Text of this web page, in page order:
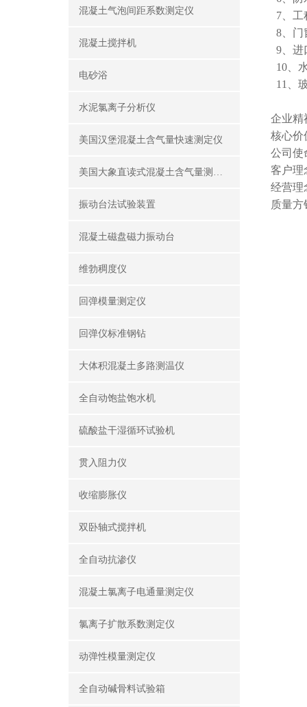
混凝土气泡间距系数测定仪
混凝土搅拌机
电砂浴
水泥氯离子分析仪
美国汉堡混凝土含气量快速测定仪
美国大象直读式混凝土含气量测定仪
振动台法试验装置
混凝土磁盘磁力振动台
维勃稠度仪
回弹模量测定仪
回弹仪标准钢钻
大体积混凝土多路测温仪
全自动饱盐饱水机
硫酸盐干湿循环试验机
贯入阻力仪
收缩膨胀仪
双卧轴式搅拌机
全自动抗渗仪
混凝土氯离子电通量测定仪
氯离子扩散系数测定仪
动弹性模量测定仪
全自动碱骨料试验箱
7、工
8、门
9、进
10、
11、
企业精
核心价
公司使
客户理
经营理
质量